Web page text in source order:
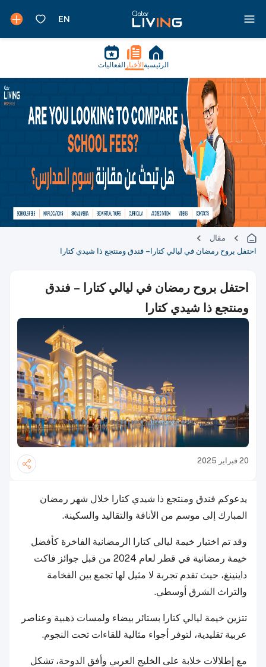
الرئيسية الأخبار الفعاليات
مقال
احتفل بروح رمضان في ليالي كتارا – فندق ومنتجع ذا شيدي كتارا
احتفل بروح رمضان في ليالي كتارا – فندق
ومنتجع ذا شيدي كتارا
20 فبراير 2025
يدعوكم فندق ومنتجع ذا شيدي كتارا خلال شهر رمضان
المبارك إلى موسم من الأناقة والتقاليد والسكينة.
وقد تم اختيار خيمة ليالي كتارا الرمضانية الفاخرة كأفضل
خيمة رمضانية في قطر لعام 2024 من قبل جوائز فاكت
داينينغ، حيث تقدم تجربة لا مثيل لها تجمع بين الفخامة
والتراث الشرق أوسطي.
تتزين خيمة ليالي كتارا بستائر بيضاء ولمسات ذهبية وعناصر
عربية تقليدية، لتوفر أجواء مثالية للقاءات تحت النجوم.
مع إطلالات خلابة على الخليج العربي وأفق الدوحة، تشكل